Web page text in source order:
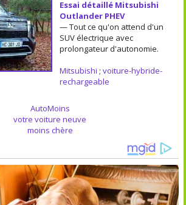
Essai détaillé Mitsubishi
Outlander PHEV
— Tout ce qu'on attend d'un
SUV électrique avec
prolongateur d'autonomie.
Mitsubishi ; voiture-hybride-
rechargeable
AutoMoins
votre voiture neuve
moins chère